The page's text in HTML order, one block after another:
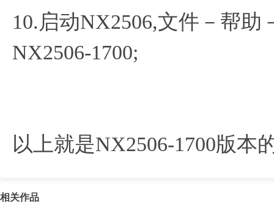
10.启动NX2506,文件－帮
NX2506-1700;
以上就是NX2506-1700版本
相关作品